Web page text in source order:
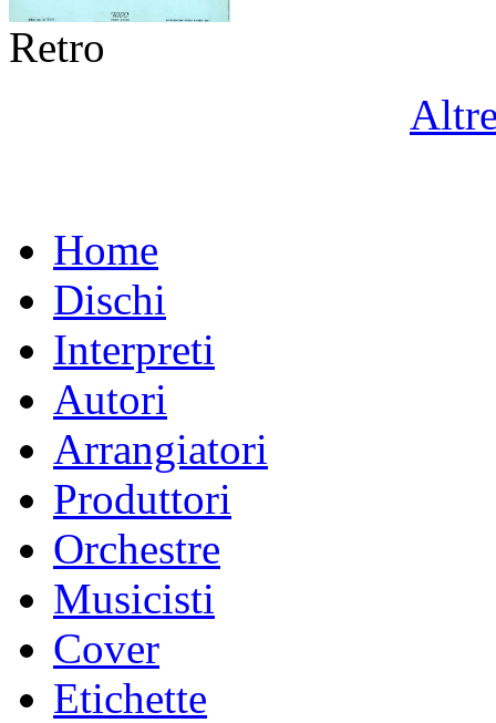
Retro
Home
Dischi
Interpreti
Autori
Arrangiatori
Produttori
Orchestre
Musicisti
Cover
Etichette